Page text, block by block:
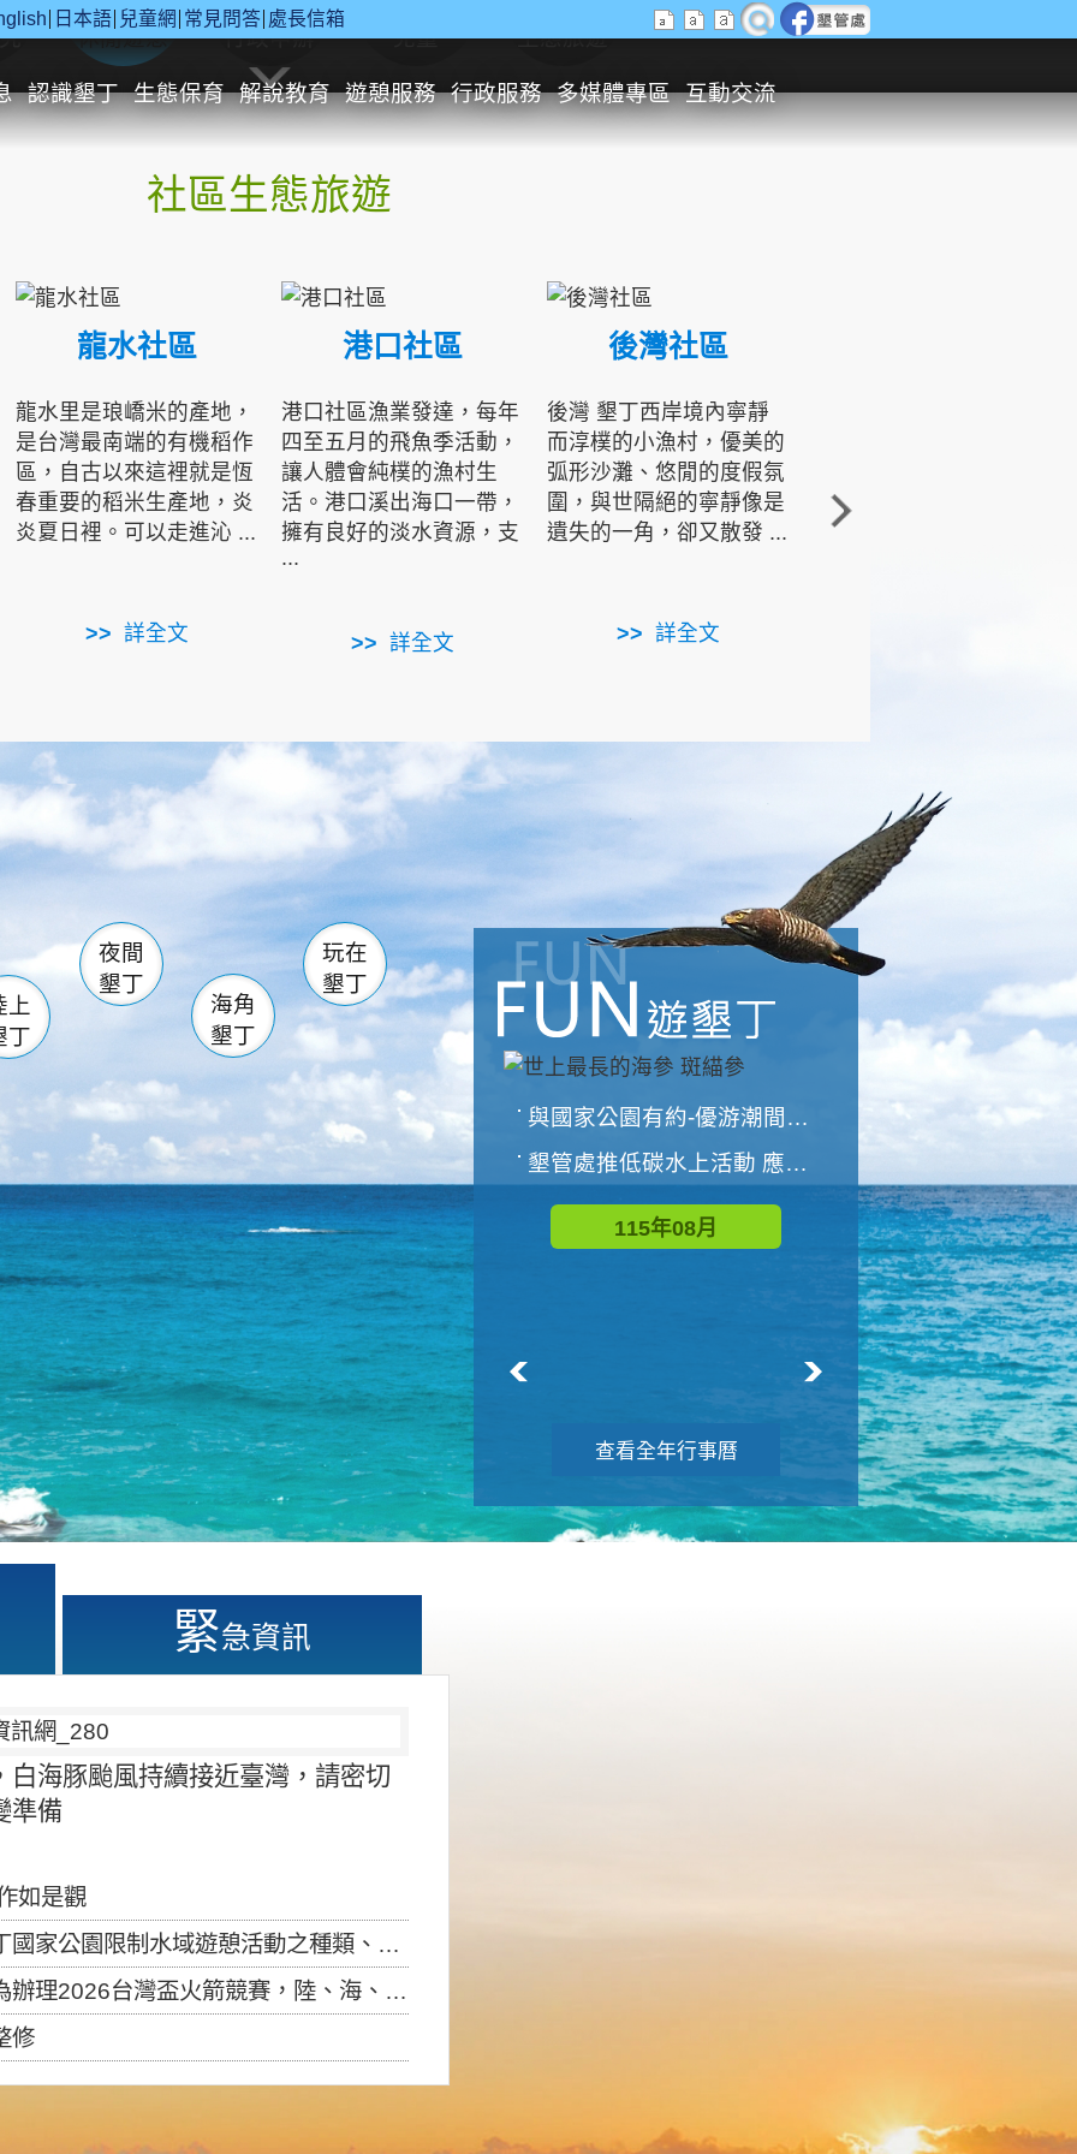
日本語 兒童網 常見問答 處長信箱
認識墾丁 生態保育 解說教育 遊憩服務 行政服務 多媒體專區 互動交流
休閒遊憩 行政申辦 兒童 生態旅遊
社區生態旅遊
龍水社區
龍水里是琅嶠米的產地，
是台灣最南端的有機稻作
區，自古以來這裡就是恆
春重要的稻米生產地，炎
炎夏日裡。可以走進沁 ...
詳全文
港口社區
港口社區漁業發達，每年
四至五月的飛魚季活動，
讓人體會純樸的漁村生
活。港口溪出海口一帶，
擁有良好的淡水資源，支
...
詳全文
後灣社區
後灣 墾丁西岸境內寧靜
而淳樸的小漁村，優美的
弧形沙灘、悠閒的度假氛
圍，與世隔絕的寧靜像是
遺失的一角，卻又散發 ...
詳全文
角的端點，冬季海浪拍打
著礁岸，旺盛的侵蝕作
南仁湖
滿州 佳樂水
森林遊樂區
墾管處遊客中心
社頂公園 風吹沙
船帆石 龍磐公園
香蕉灣 龍坑
鵝鑾鼻
上
丁
夜間
墾丁
海角
墾丁
玩在
墾丁
與國家公園有約-優游潮間探險者
墾管處推低碳水上活動 應屆畢業生限額免費參加
115年08月
世界地球清潔日 墾管處辦理「2026年墾丁國家公園沙灘淨灘活動
115年09月
查看全年行事曆
緊急資訊
海豚颱風持續接近臺灣，請密切
準備
如是觀
制水域遊憩活動之種類、範圍、時間及行為」，自即日生效。
盃火箭競賽，陸、海、空域警戒及協調相關事宜，因颱風備案事宜
修